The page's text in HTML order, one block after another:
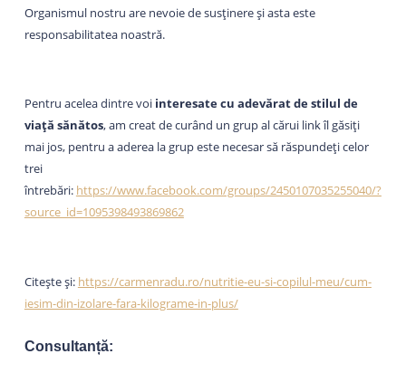
Organismul nostru are nevoie de susținere și asta este
responsabilitatea noastră.
Pentru acelea dintre voi interesate cu adevărat de stilul de
viață sănătos, am creat de curând un grup al cărui link îl găsiți
mai jos, pentru a aderea la grup este necesar să răspundeți celor
trei
întrebări: https://www.facebook.com/groups/2450107035255040/?
source_id=1095398493869862
Citește și: https://carmenradu.ro/nutritie-eu-si-copilul-meu/cum-
iesim-din-izolare-fara-kilograme-in-plus/
Consultanță: